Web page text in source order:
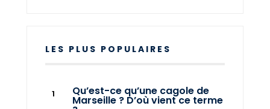
LES PLUS POPULAIRES
Qu’est-ce qu’une cagole de
Marseille ? D’où vient ce terme